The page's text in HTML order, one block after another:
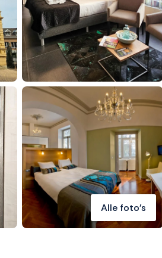
Alle foto's